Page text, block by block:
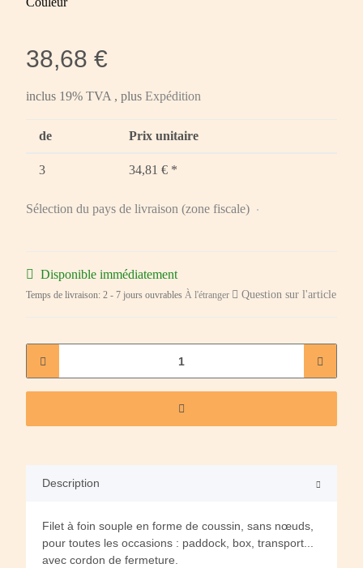
38,68 €
inclus 19% TVA , plus Expédition
de Prix unitaire
3 34,81 € *
Sélection du pays de livraison (zone fiscale)
Disponible immédiatement
Temps de livraison: 2 - 7 jours ouvrables À l'étranger Question sur l'article
Description
Filet à foin souple en forme de coussin, sans nœuds,
pour toutes les occasions : paddock, box, transport...
avec cordon de fermeture.